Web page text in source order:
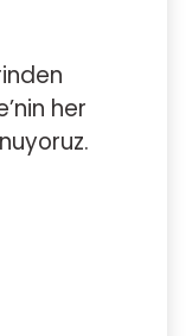
her